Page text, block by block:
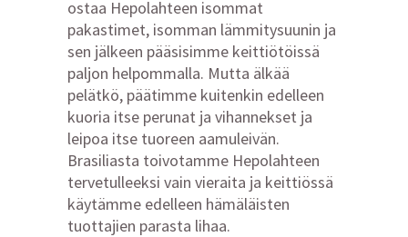
ostaa Hepolahteen isommat
pakastimet, isomman lämmitysuunin ja
sen jälkeen pääsisimme keittiötöissä
paljon helpommalla. Mutta älkää
pelätkö, päätimme kuitenkin edelleen
kuoria itse perunat ja vihannekset ja
leipoa itse tuoreen aamuleivän.
Brasiliasta toivotamme Hepolahteen
tervetulleeksi vain vieraita ja keittiössä
käytämme edelleen hämäläisten
tuottajien parasta lihaa.